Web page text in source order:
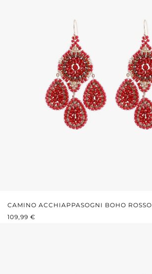
CAMINO ACCHIAPPASOGNI BOHO ROSSO
PREZZO NORMALE:
109,99 €